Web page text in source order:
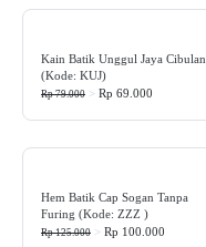
Kain Batik Unggul Jaya Cibulan
(Kode: KUJ)
Rp 79.000 > Rp 69.000
Hem Batik Cap Sogan Tanpa
Furing (Kode: ZZZ )
Rp 125.000 > Rp 100.000